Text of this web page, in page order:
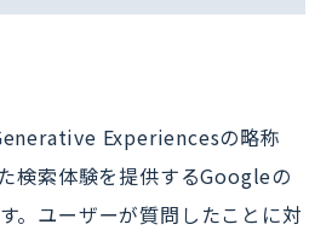
Experiencesの略称
検索体験を提供するGoogleの
。ユーザーが質問したことに対